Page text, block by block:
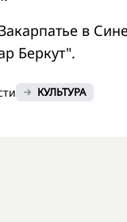
в
Беркут".
КУЛЬТУРА